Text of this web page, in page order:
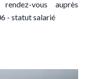
vous auprès
- statut salarié